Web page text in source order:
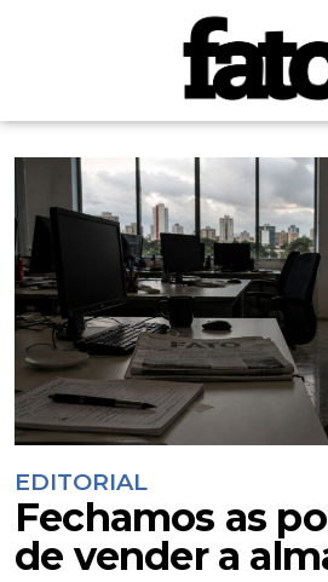
EDITORIAL
Fechamos as
de vender a